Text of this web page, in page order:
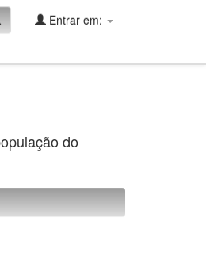
Entrar em:
do